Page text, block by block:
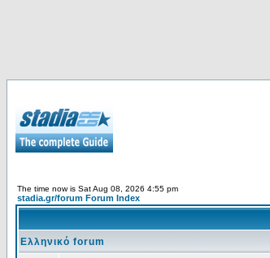
The time now is Sat Aug 08, 2026 4:55 pm
stadia.gr/forum Forum Index
Ελληνικό forum